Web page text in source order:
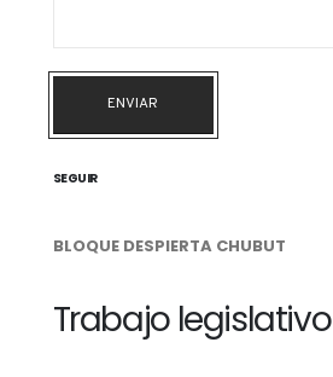
ENVIAR
SEGUIR
BLOQUE DESPIERTA CHUBUT
Trabajo legislativo